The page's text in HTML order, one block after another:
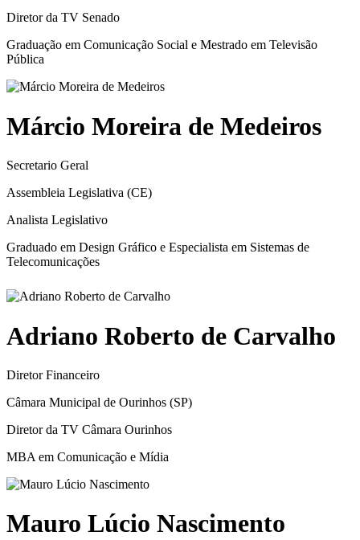
Diretor da TV Senado
Graduação em Comunicação Social e Mestrado em Televisão
Pública
Márcio Moreira de Medeiros
Secretario Geral
Assembleia Legislativa (CE)
Analista Legislativo
Graduado em Design Gráfico e Especialista em Sistemas de
Telecomunicações
Adriano Roberto de Carvalho
Diretor Financeiro
Câmara Municipal de Ourinhos (SP)
Diretor da TV Câmara Ourinhos
MBA em Comunicação e Mídia
Mauro Lúcio Nascimento